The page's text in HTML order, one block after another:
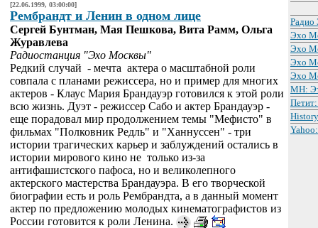
[22.06.1999, 03:00:00]
Рембрандт и Ленин в одном лице
Сергей Бунтман, Мая Пешкова, Вита Рамм, Ольга
Журавлева
Радиостанция "Эхо Москвы"
Редкий случай - мечта актера о масштабной роли
совпала с планами режиссера, но и пример для многих
актеров - Клаус Мария Брандауэр готовился к этой роли
всю жизнь. Дуэт - режиссер Сабо и актер Брандауэр -
еще порадовал мир продолжением темы "Мефисто" в
фильмах "Полковник Редль" и "Ханнуссен" - три
истории трагических карьер и заблуждений остались в
истории мирового кино не только из-за
антифашистского пафоса, но и великолепного
актерского мастерства Брандауэра. В его творческой
биографии есть и роль Рембрандта, а в данный момент
актер по предложению молодых кинематографистов из
России готовится к роли Ленина.
Эхо
Эхо
Эхо
Эхо
МН: